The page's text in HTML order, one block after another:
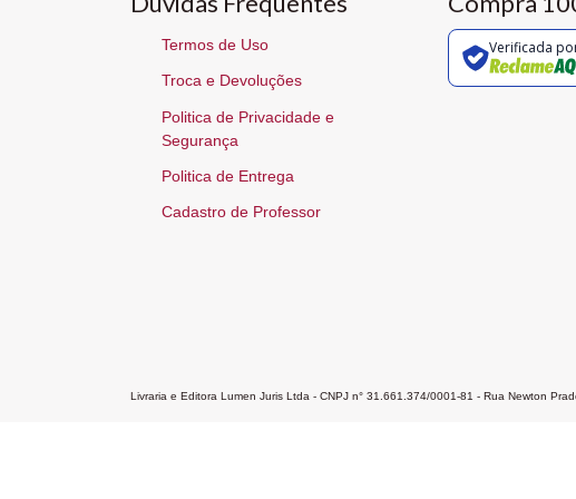
Termos de Uso
Troca e Devoluções
Politica de Privacidade e
Segurança
Politica de Entrega
Cadastro de Professor
Verificada
Livraria e Editora Lumen Juris Ltda - CNPJ n° 31.661.374/0001-81 - Rua Newton